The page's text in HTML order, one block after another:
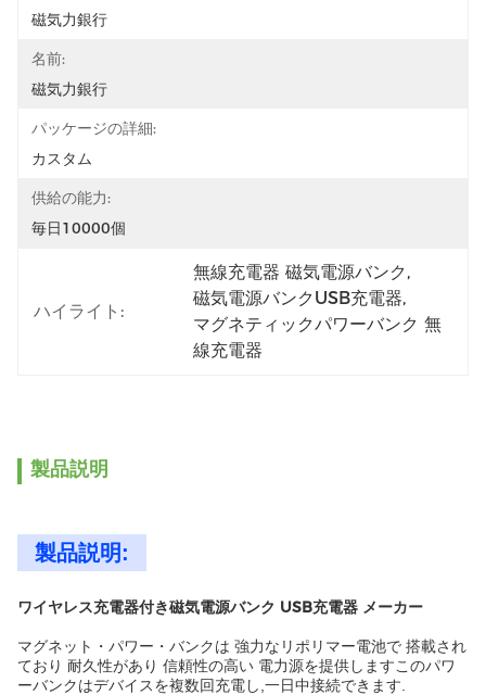
磁気力銀行
名前:
磁気力銀行
パッケージの詳細:
カスタム
供給の能力:
毎日10000個
ハイライト:
無線充電器 磁気電源バンク ,
磁気電源バンクUSB充電器,
マグネティックパワーバンク 無
線充電器
製品説明
製品説明:
ワイヤレス充電器付き磁気電源バンク USB充電器 メーカー
マグネット・パワー・バンクは 強力なリポリマー電池で 搭載され
ており 耐久性があり 信頼性の高い 電力源を提供しますこのパワ
ーバンクはデバイスを複数回充電し,一日中接続できます.